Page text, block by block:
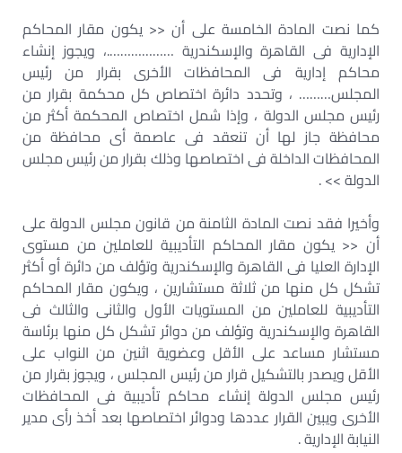
كما نصت المادة الخامسة على أن << يكون مقار المحاكم
الإدارية فى القاهرة والإسكندرية ……………….، ويجوز إنشاء
محاكم إدارية فى المحافظات الأخرى بقرار من رئيس
المجلس……… ، وتحدد دائرة اختصاص كل محكمة بقرار من
رئيس مجلس الدولة ، وإذا شمل اختصاص المحكمة أكثر من
محافظة جاز لها أن تنعقد فى عاصمة أى محافظة من
المحافظات الداخلة فى اختصاصها وذلك بقرار من رئيس مجلس
الدولة >> .
وأخيرا فقد نصت المادة الثامنة من قانون مجلس الدولة على
أن << يكون مقار المحاكم التأديبية للعاملين من مستوى
الإدارة العليا فى القاهرة والإسكندرية وتؤلف من دائرة أو أكثر
تشكل كل منها من ثلاثة مستشارين ، ويكون مقار المحاكم
التأديبية للعاملين من المستويات الأول والثانى والثالث فى
القاهرة والإسكندرية وتؤلف من دوائر تشكل كل منها برئاسة
مستشار مساعد على الأقل وعضوية اثنين من النواب على
الأقل ويصدر بالتشكيل قرار من رئيس المجلس ، ويجوز بقرار من
رئيس مجلس الدولة إنشاء محاكم تأديبية فى المحافظات
الأخرى ويبين القرار عددها ودوائر اختصاصها بعد أخذ رأى مدير
النيابة الإدارية .